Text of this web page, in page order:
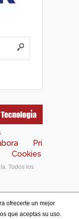
Pri
Cookies
Todos los
unalicencia
NoComercial-
ofrecerte un mejor
que aceptas su uso.